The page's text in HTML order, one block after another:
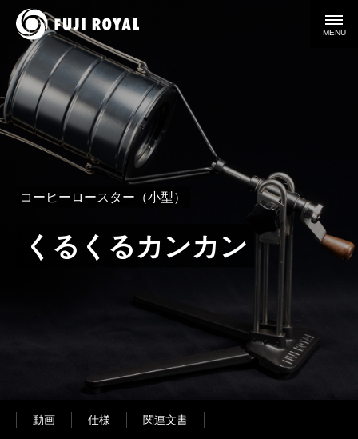
MENU
コーヒーロースター（小型）
くるくるカンカン
動画 仕様 関連文書